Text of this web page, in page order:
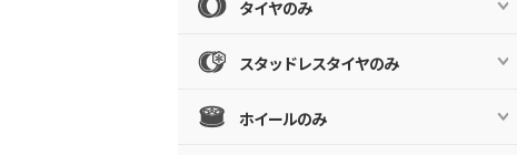
タイヤのみ
スタッドレスタイヤのみ
ホイールのみ